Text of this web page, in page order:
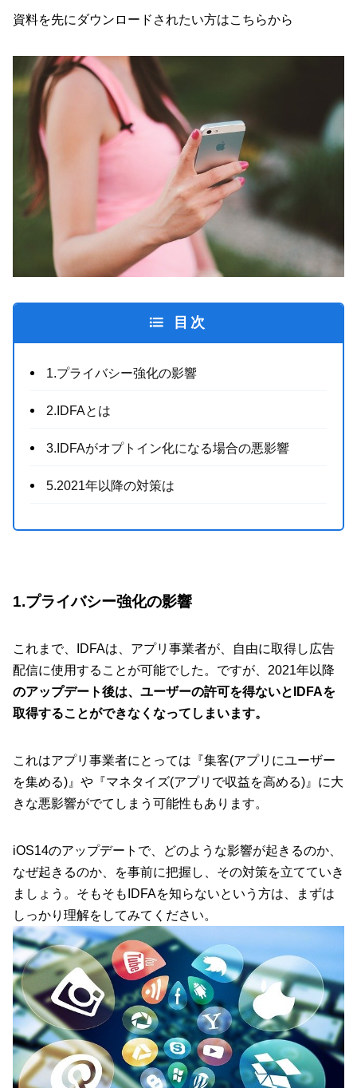
資料を先にダウンロードされたい方はこちらから
目次
1.プライバシー強化の影響
2.IDFAとは
3.IDFAがオプトイン化になる場合の悪影響
5.2021年以降の対策は
1.プライバシー強化の影響
これまで、IDFAは、アプリ事業者が、自由に取得し広告
配信に使用することが可能でした。ですが、2021年以降
のアップデート後は、ユーザーの許可を得ないとIDFAを
取得することができなくなってしまいます。
これはアプリ事業者にとっては『集客(アプリにユーザー
を集める)』や『マネタイズ(アプリで収益を高める)』に大
きな悪影響がでてしまう可能性もあります。
iOS14のアップデートで、どのような影響が起きるのか、
なぜ起きるのか、を事前に把握し、その対策を立てていき
ましょう。そもそもIDFAを知らないという方は、まずは
しっかり理解をしてみてください。